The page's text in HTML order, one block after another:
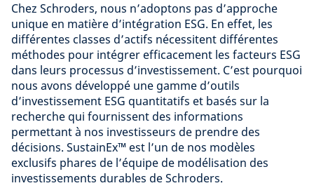
Chez Schroders, nous n’adoptons pas d’approche
unique en matière d’intégration ESG. En effet, les
différentes classes d’actifs nécessitent différentes
méthodes pour intégrer efficacement les facteurs ESG
dans leurs processus d’investissement. C’est pourquoi
nous avons développé une gamme d’outils
d’investissement ESG quantitatifs et basés sur la
recherche qui fournissent des informations
permettant à nos investisseurs de prendre des
décisions. SustainEx™ est l’un de nos modèles
exclusifs phares de l’équipe de modélisation des
investissements durables de Schroders.